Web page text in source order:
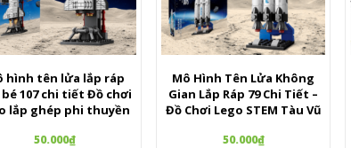
hình tên lửa lắp ráp
107 chi tiết Đồ chơi
lắp ghép phi thuyền
50.000₫
Mô Hình Tên Lửa Không
Gian Lắp Ráp 79 Chi Tiết –
Đồ Chơi Lego STEM Tàu Vũ
Cho Bé
50.000₫